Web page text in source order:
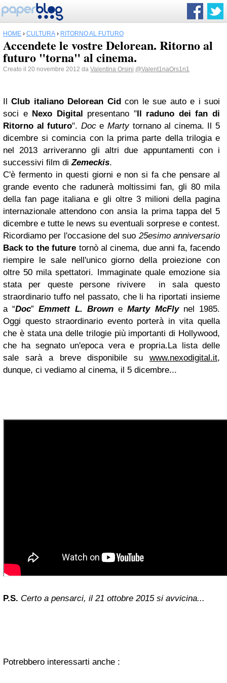
HOME › CULTURA › RITORNO AL FUTURO
Accendete le vostre Delorean. Ritorno al
futuro "torna" al cinema.
Creato il 20 novembre 2012 da Valentina Orsini @Valent1naOrs1n1
IlClub italiano Delorean Cidcon le sue auto e i suoi
soci e Nexo Digital presentano "Il raduno dei fan di
Ritorno al futuro". DoceMartytornano al cinema. Il 5
dicembre si comincia con la prima parte della trilogia e
nel 2013 arriveranno gli altri due appuntamenti con i
successivi film diZemeckis.
C'è fermento in questi giorni e non si fa che pensare al
grande evento che radunerà moltissimi fan, gli 80 mila
della fan page italiana e gli oltre 3 milioni della pagina
internazionale attendono con ansia la prima tappa del 5
dicembre e tutte le news su eventuali sorprese e contest.
Ricordiamo per l'occasione del suo 25esimo anniversario
Back to the future tornò al cinema, due anni fa, facendo
riempire le sale nell'unico giorno della proiezione con
oltre 50 mila spettatori. Immaginate quale emozione sia
stata per queste persone rivivere in sala questo
straordinario tuffo nel passato, che li ha riportati insieme
a “Doc”Emmett L. BrowneMarty McFlynel 1985.
Oggi questo straordinario evento porterà in vita quella
che è stata una delle trilogie più importanti di Hollywood,
che ha segnato un'epoca vera e propria.La lista delle
sale sarà a breve disponibile su www.nexodigital.it,
dunque, ci vediamo al cinema, il 5 dicembre...
P.S. Certo a pensarci, il 21 ottobre 2015 si avvicina...
Potrebbero interessarti anche :